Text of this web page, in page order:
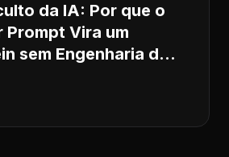
da IA: Por que o
Prompt Vira um
sem Engenharia de